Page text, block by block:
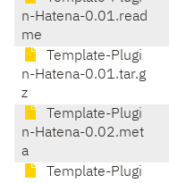
n-Hatena-0.01.read
me
Template-Plugi
n-Hatena-0.01.tar.g
z
Template-Plugi
n-Hatena-0.02.met
a
Template-Plugi